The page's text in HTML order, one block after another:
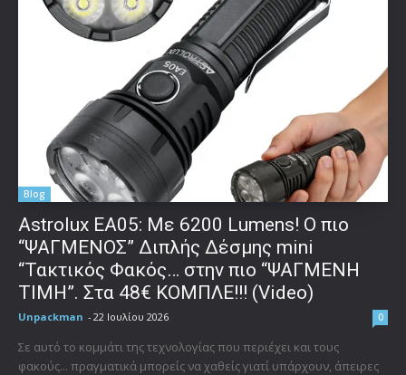
Blog
Astrolux ΕΑ05: Με 6200 Lumens! Ο πιο
“ΨΑΓΜΕΝΟΣ” Διπλής Δέσμης mini
“Τακτικός Φακός… στην πιο “ΨΑΓΜΕΝΗ
ΤΙΜΗ”. Στα 48€ ΚΟΜΠΛΕ!!! (Video)
Unpackman - 22 Ιουλίου 2026 0
Σε αυτό το κομμάτι της τεχνολογίας που περιέχει και τους
φακούς... πραγματικά μπορείς να χαθείς γιατί υπάρχουν, άπειρες